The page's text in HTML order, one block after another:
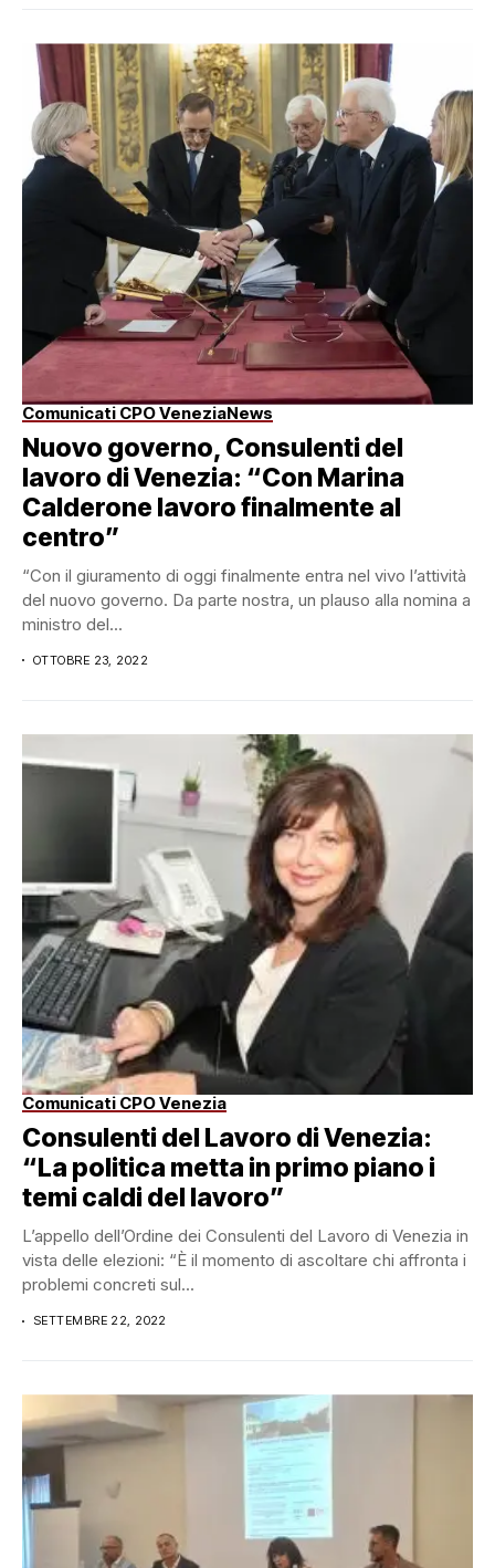
Comunicati CPO VeneziaNews
Nuovo governo, Consulenti del
lavoro di Venezia: “Con Marina
Calderone lavoro finalmente al
centro”
“Con il giuramento di oggi finalmente entra nel vivo l’attività
del nuovo governo. Da parte nostra, un plauso alla nomina a
ministro del...
OTTOBRE 23, 2022
Comunicati CPO Venezia
Consulenti del Lavoro di Venezia:
“La politica metta in primo piano i
temi caldi del lavoro”
L’appello dell’Ordine dei Consulenti del Lavoro di Venezia in
vista delle elezioni: “È il momento di ascoltare chi affronta i
problemi concreti sul...
SETTEMBRE 22, 2022